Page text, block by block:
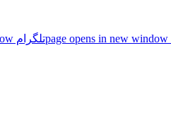
تلگرام page opens in new window